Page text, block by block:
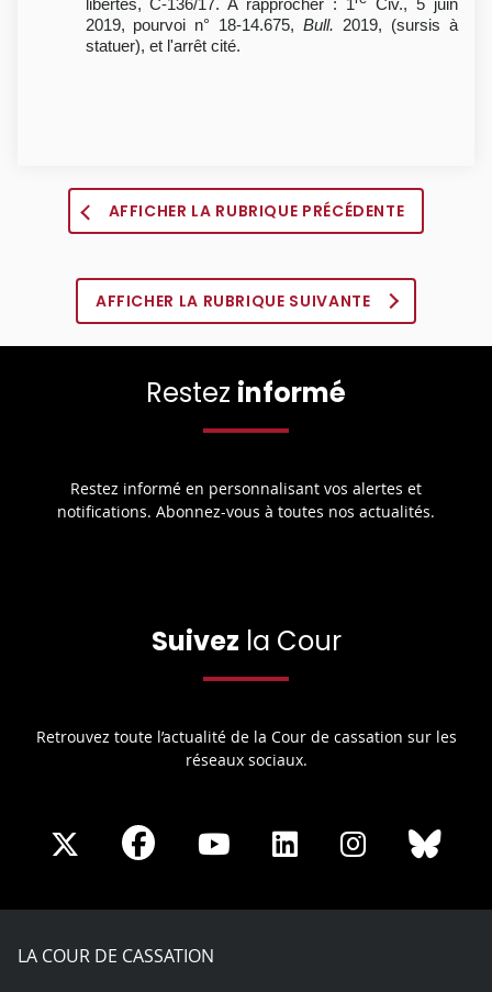
2019, pourvoi n° 18-14.675,Bull. 2019, (sursis à
statuer), et l'arrêt cité.
AFFICHER LA RUBRIQUE PRÉCÉDENTE
AFFICHER LA RUBRIQUE SUIVANTE
Restez informé
Restez informé en personnalisant vos alertes et
notifications. Abonnez-vous à toutes nos actualités.
Suivez la Cour
Retrouvez toute l’actualité de la Cour de cassation sur les
réseaux sociaux.
Share
X
Share
Facebook
Share
Youtube
Share
LinkedIn
Share
Instagram
LA COUR DE CASSATION